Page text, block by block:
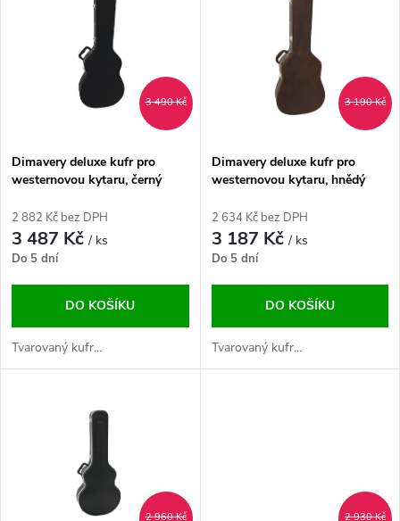
p
r
o
u
s
p
r
o
d
u
3 490 Kč
Dimavery deluxe kufr pro
westernovou kytaru, černý
2 882 Kč bez DPH
3 487 Kč/ ks
Do 5 dní
DO KOŠÍKU
Tvarovaný kufr...
3 190 Kč
Dimavery deluxe kufr pro
westernovou kytaru, hnědý
2 634 Kč bez DPH
3 187 Kč/ ks
Do 5 dní
DO KOŠÍKU
Tvarovaný kufr...
2 960 Kč 2 930 Kč